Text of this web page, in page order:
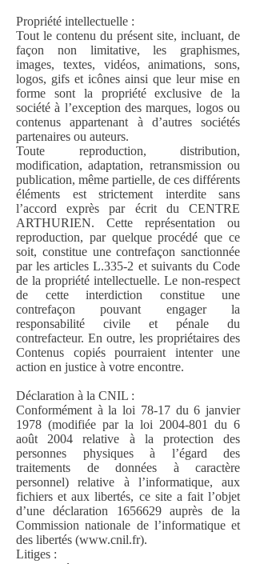
Propriété intellectuelle :
Tout le contenu du présent site, incluant, de
façon non limitative, les graphismes,
images, textes, vidéos, animations, sons,
logos, gifs et icônes ainsi que leur mise en
forme sont la propriété exclusive de la
société à l’exception des marques, logos ou
contenus appartenant à d’autres sociétés
partenaires ou auteurs.
Toute reproduction, distribution,
modification, adaptation, retransmission ou
publication, même partielle, de ces différents
éléments est strictement interdite sans
l’accord exprès par écrit du CENTRE
ARTHURIEN. Cette représentation ou
reproduction, par quelque procédé que ce
soit, constitue une contrefaçon sanctionnée
par les articles L.335-2 et suivants du Code
de la propriété intellectuelle. Le non-respect
de cette interdiction constitue une
contrefaçon pouvant engager la
responsabilité civile et pénale du
contrefacteur. En outre, les propriétaires des
Contenus copiés pourraient intenter une
action en justice à votre encontre.
Déclaration à la CNIL :
Conformément à la loi 78-17 du 6 janvier
1978 (modifiée par la loi 2004-801
du 6
août 2004 relative à la protection des
personnes physiques à l’égard des
traitements de données à caractère
personnel) relative à l’informatique, aux
fichiers et aux libertés, ce site a fait l’objet
d’une déclaration 1656629auprès de la
Commission nationale de l’informatique et
des libertés (www.cnil.fr).
Litiges :